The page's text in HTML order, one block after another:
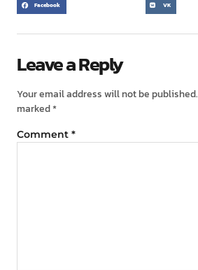
Facebook VK
Leave a Reply
Your email address will not be published.
marked*
Comment *